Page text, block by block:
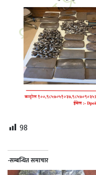
98
-सम्बन्धित समाचार